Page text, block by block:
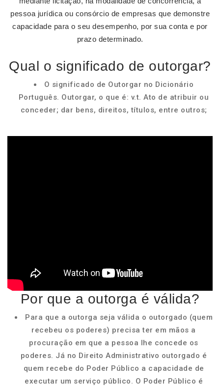
pessoa jurídica ou consórcio de empresas que demonstre
capacidade para o seu desempenho, por sua conta e por
prazo determinado.
Qual o significado de outorgar?
O significado de Outorgar no Dicionário
Português. Outorgar, o que é: v.t. Ato de atribuir ou
conceder; dar bens, direitos, títulos, entre outros;
Por que a outorga é válida?
Para que a outorga seja válida o outorgado (quem
recebeu os poderes) precisa ter em mãos a
procuração em que a pessoa lhe concede os
poderes. Já no Direito Administrativo outorgado é
quem recebe do Poder Público a capacidade de
executar um serviço público. O Poder Público é